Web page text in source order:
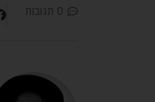
0 תגובות